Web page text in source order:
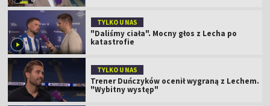
TYLKO U NAS
"Daliśmy ciała". Mocny głos z Lecha po
katastrofie
TYLKO U NAS
Trener Duńczyków ocenił wygraną z Lechem.
"Wybitny występ"